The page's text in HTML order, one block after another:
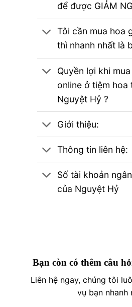
để được GIẢM
Tôi cần mua hoa
thì nhanh nhất là
Quyền lợi khi
online ở tiệm hoa
Nguyệt Hỷ ?
Giới thiệu:
Thông tin liên hệ:
Số tài khoản
của Nguyệt Hỷ
Bạn còn có thêm câu
Liên hệ ngay, chúng tôi
vụ bạn nhanh